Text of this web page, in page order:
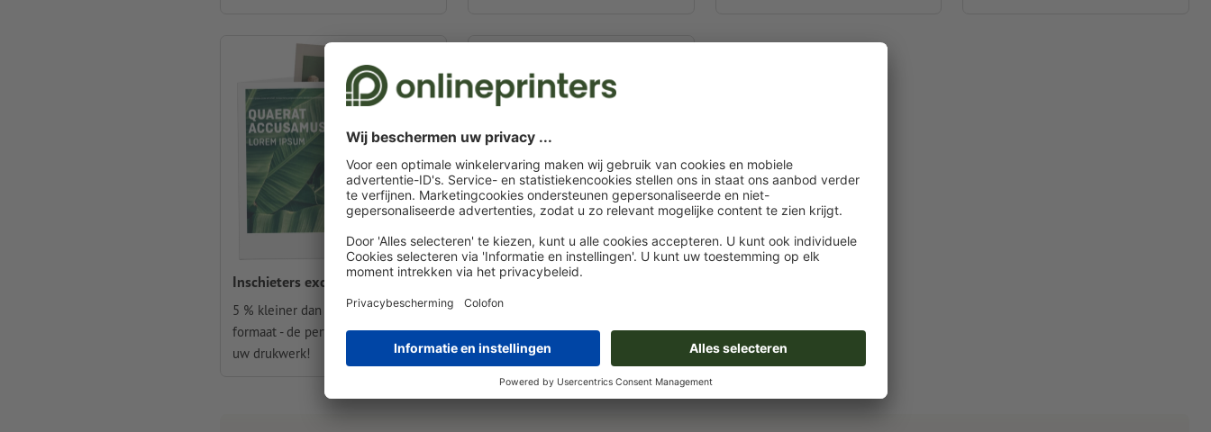
Inschieters exclusief
5 % kleiner dan een standaard
formaat - de perfecte bijlage voor
uw drukwerk!
uw A6- en DIN-lang flyer.